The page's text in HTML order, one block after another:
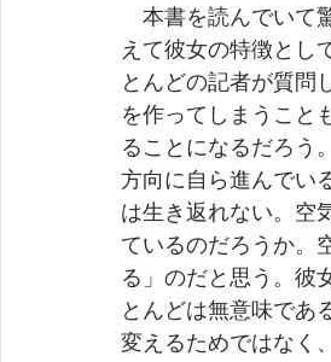
本書を読んでいて
えて彼女の特徴とし
とんどの記者が質問
を作ってしまうこと
ることになるだろう
方向に自ら進んでい
は生き返れない。空
ているのだろうか。
る」のだと思う。彼
とんどは無意味であ
変えるためではなく